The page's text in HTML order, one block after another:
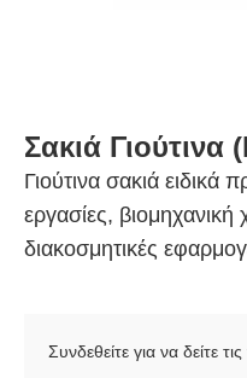
Σακιά Γιούτινα
Γιούτινα σακιά ειδικά
εργασίες, βιομηχανική
διακοσμητικές
Συνδεθείτε για να δείτε τις